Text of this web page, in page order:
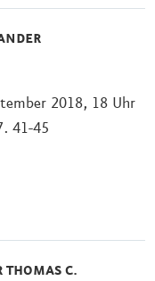
2018, 18 Uhr
41-45
THOMAS C.